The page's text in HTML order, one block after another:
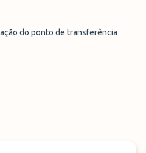
do ponto de transferência